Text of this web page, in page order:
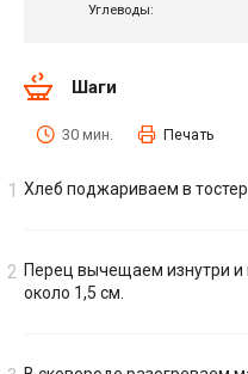
Углеводы:
Шаги
30 мин. Печать
Хлеб поджариваем в
Перец вычещаем изнутри
около 1,5 см.